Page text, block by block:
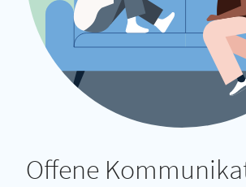
Offene